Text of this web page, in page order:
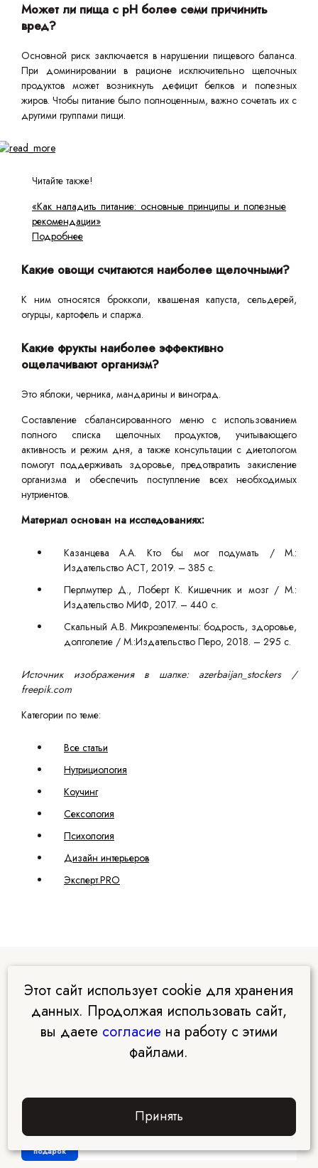
подарок
Может ли пища с pH более семи причинить
вред?
Основной риск заключается в нарушении пищевого баланса.
При доминировании в рационе исключительно щелочных
продуктов может возникнуть дефицит белков и полезных
жиров. Чтобы питание было полноценным, важно сочетать их с
другими группами пищи.
Читайте также!
«Как наладить питание: основные принципы и полезные
рекомендации»
Подробнее
Какие овощи считаются наиболее щелочными?
К ним относятся брокколи, квашеная капуста, сельдерей,
огурцы, картофель и спаржа.
Какие фрукты наиболее эффективно
ощелачивают организм?
Это яблоки, черника, мандарины и виноград.
Составление сбалансированного меню с использованием
полного списка щелочных продуктов, учитывающего
активность и режим дня, а также консультации с диетологом
помогут поддерживать здоровье, предотвратить закисление
организма и обеспечить поступление всех необходимых
нутриентов.
Материал основан на исследованиях:
Казанцева А.А. Кто бы мог подумать / М.:
Издательство АСТ, 2019. – 385 с.
Перлмуттер Д., Лоберт К. Кишечник и мозг / М.:
Издательство МИФ, 2017. – 440 с.
Скальный А.В. Микроэлементы: бодрость, здоровье,
долголетие / М.:Издательство Перо, 2018. – 295 с.
Источник изображения в шапке: azerbaijan_stockers /
freepik.com
Категории по теме:
Все статьи
Нутрициология
Коучинг
Сексология
Психология
Дизайн интерьеров
Эксперт.PRO
Курсы Академии EDPRO
Решите проблемы со здоровьем и освойте профессию с
доходом от 100000₽ в месяц без медицинского
Этот сайт использует cookie для хранения
данных. Продолжая использовать сайт,
вы даете согласие на работу с этими
файлами.
Принять